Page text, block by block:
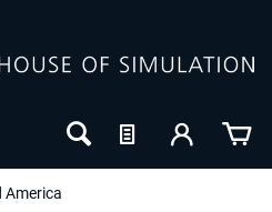
America